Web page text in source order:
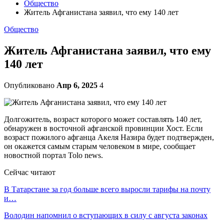
Общество
Житель Афганистана заявил, что ему 140 лет
Общество
Житель Афганистана заявил, что ему
140 лет
Опубликовано Апр 6, 2025 4
Долгожитель, возраст которого может составлять 140 лет,
обнаружен в восточной афганской провинции Хост. Если
возраст пожилого афганца Акеля Назира будет подтвержден,
он окажется самым старым человеком в мире, сообщает
новостной портал Tolo news.
Сейчас читают
В Татарстане за год больше всего выросли тарифы на почту
и…
Володин напомнил о вступающих в силу с августа законах